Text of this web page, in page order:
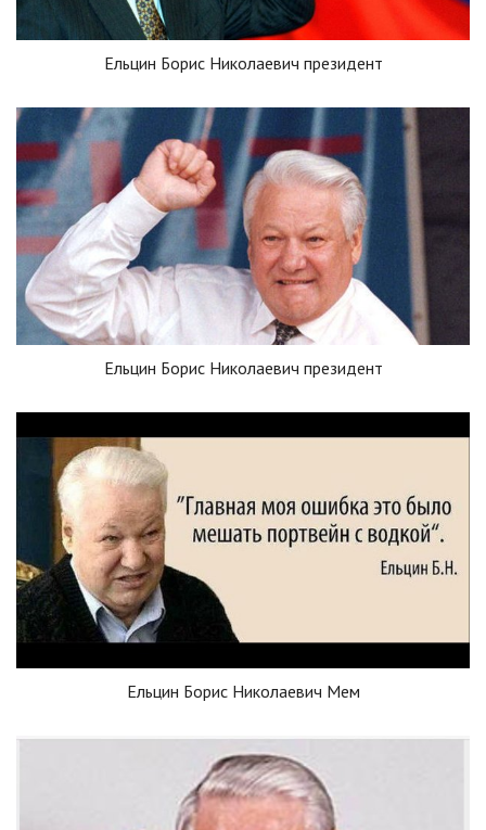
Ельцин Борис Николаевич президент
Ельцин Борис Николаевич президент
Ельцин Борис Николаевич Мем